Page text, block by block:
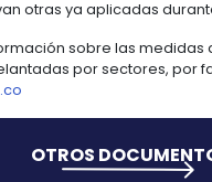
proyectos
de investigación,
Con este programa
apoyos monetarios,
que les permita
de Comercio, José